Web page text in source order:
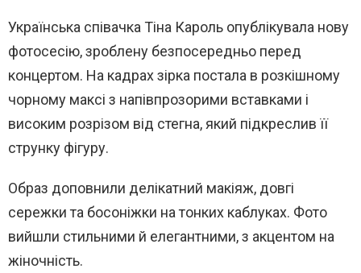
Українська співачка Тіна Кароль опублікувала нову
фотосесію, зроблену безпосередньо перед
концертом. На кадрах зірка постала в розкішному
чорному максі з напівпрозорими вставками і
високим розрізом від стегна, який підкреслив її
струнку фігуру.
Образ доповнили делікатний макіяж, довгі
сережки та босоніжки на тонких каблуках. Фото
вийшли стильними й елегантними, з акцентом на
жіночність.